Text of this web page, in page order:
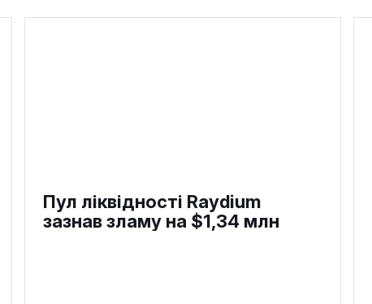
Пул ліквідності Raydium
зазнав зламу на $1,34 млн